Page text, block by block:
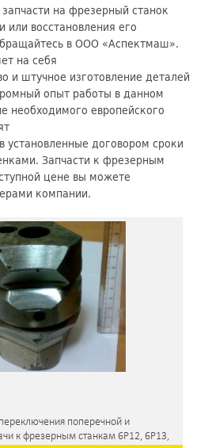
на фрезерный станок
восстановления его
в ООО «Аспектмаш».
на себя
и штучное изготовление деталей
опыт работы в данном
необходимого европейского
установленные договором сроки
Запчасти к фрезерным
цене вы можете
компании.
поперечной и
к фрезерным станкам 6Р12, 6Р13,